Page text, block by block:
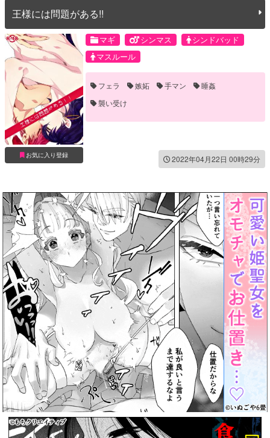
王様には問題がある!!
お気に入り登録
マギ シンマス
シンドバッド
マスルール
フェラ 嫉妬 手マン
睡姦
襲い受け
2022年04月22日 00時29分